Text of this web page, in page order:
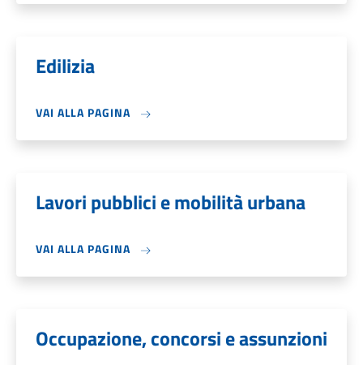
Edilizia
VAI ALLA PAGINA
Lavori pubblici e mobilità urbana
VAI ALLA PAGINA
Occupazione, concorsi e assunzioni